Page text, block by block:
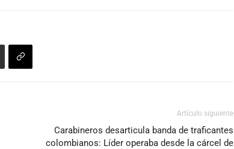
Artículo siguiente
Carabineros desarticula banda de traficantes
colombianos: Líder operaba desde la cárcel de